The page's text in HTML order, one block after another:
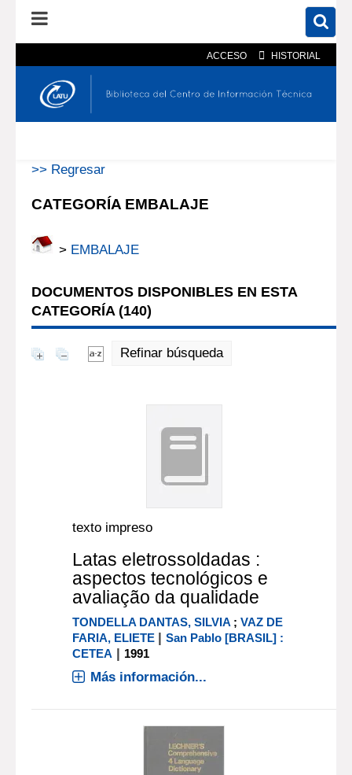
ACCESO HISTORIAL
En el catálogo En el sitio
>> Regresar
CATEGORÍA EMBALAJE
> EMBALAJE
DOCUMENTOS DISPONIBLES EN ESTA
CATEGORÍA (140)
Refinar búsqueda
texto impreso
Latas eletrossoldadas :
aspectos tecnológicos e
avaliação da qualidade
TONDELLA DANTAS, SILVIA ;VAZ DE
FARIA, ELIETE |San Pablo [BRASIL] :
CETEA | 1991
Más información...